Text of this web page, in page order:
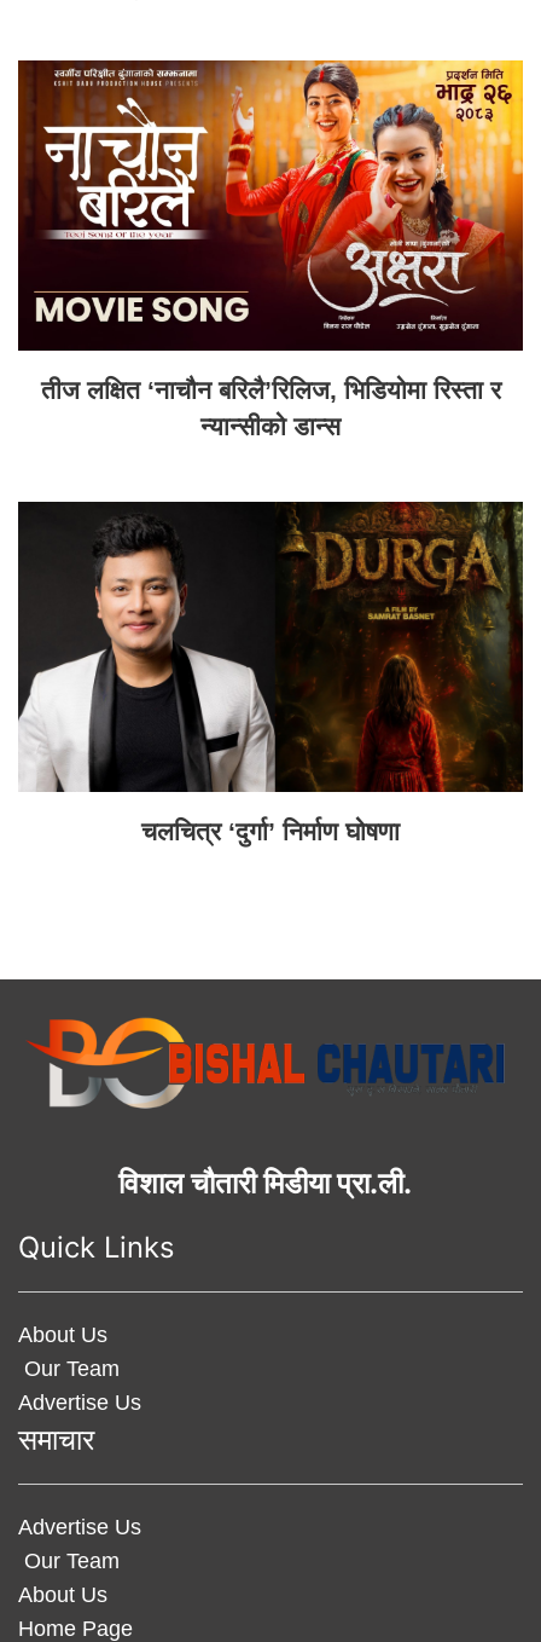
तीज लक्षित ‘नाचौन बरिलै’रिलिज, भिडियोमा रिस्ता र
न्यान्सीको डान्स
चलचित्र ‘दुर्गा’ निर्माण घोषणा
विशाल चौतारी मिडीया प्रा.ली.
Quick Links
About Us
Our Team
Advertise Us
समाचार
Advertise Us
Our Team
About Us
Home Page